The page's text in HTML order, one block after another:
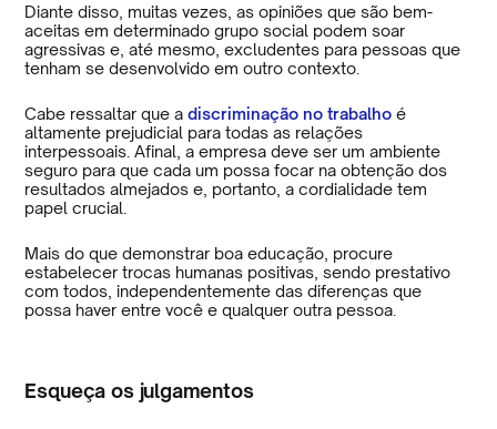
Diante disso, muitas vezes, as opiniões que são bem-
aceitas em determinado grupo social podem soar
agressivas e, até mesmo, excludentes para pessoas que
tenham se desenvolvido em outro contexto.
Cabe ressaltar que adiscriminação no trabalho é
altamente prejudicial para todas as relações
interpessoais. Afinal, a empresa deve ser um ambiente
seguro para que cada um possa focar na obtenção dos
resultados almejados e, portanto, a cordialidade tem
papel crucial.
Mais do que demonstrar boa educação, procure
estabelecer trocas humanas positivas, sendo prestativo
com todos, independentemente das diferenças que
possa haver entre você e qualquer outra pessoa.
Esqueça os julgamentos